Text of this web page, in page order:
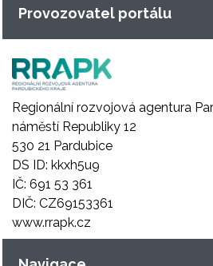
Provozovatel portálu
Regionální rozvojová agentura
náměstí Republiky 12
530 21 Pardubice
DS ID: kkxh5u9
IČ: 691 53 361
DIČ: CZ69153361
www.rrapk.cz